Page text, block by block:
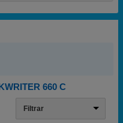
660 C
Filtrar